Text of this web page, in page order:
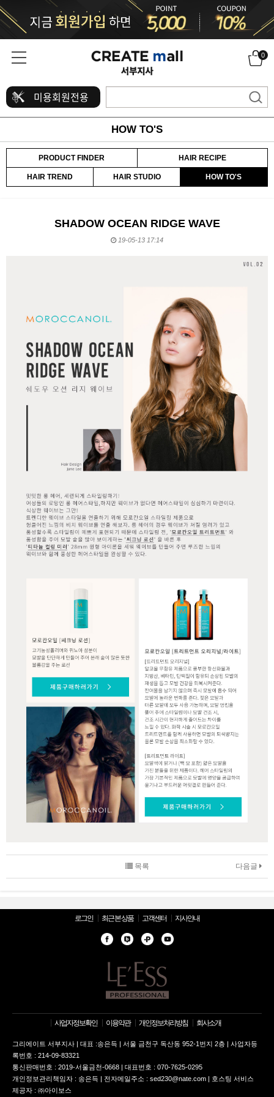
0
미용회원전용
HOW TO'S
PRODUCT FINDER HAIR RECIPE
HAIR TREND HAIR STUDIO HOW TO'S
SHADOW OCEAN RIDGE WAVE
19-05-13 17:14
다음글
목록
로그인 최근 본 상품 고객센터 지사안내
사업자정보확인 이용약관 개인정보처리방침 회사소개
그리에이트 서부지사 | 대표 :송은득 | 서울 금천구 독산동 952-1번지 2층 | 사업자등
록번호 : 214-09-83321
통신판매번호 : 2019-서울금천-0668 | 대표번호 : 070-7625-0295
개인정보관리책임자 : 송은득 | 전자메일주소 : sed230@nate.com | 호스팅 서비스
제공자 : ㈜아이보스